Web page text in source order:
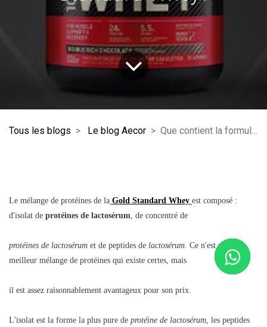
Tous les blogs Le blog Aecor Que contient la formule Optimale du Gold Standard Whey?
Le mélange de protéines de la Gold Standard Whey est composé :
d'isolat de protéines de lactosérum , de concentré de
protéines de lactosérum et de peptides de lactosérum . Ce n'est pas le
meilleur mélange de protéines qui existe certes, mais
il est assez raisonnablement avantageux pour son prix.
L'isolat est la forme la plus pure de protéine de lactosérum , les peptides